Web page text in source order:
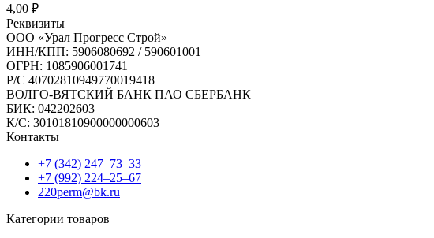
4,00 ₽
Реквизиты
ООО «Урал Прогресс Строй»
ИНН/КПП: 5906080692 / 590601001
ОГРН: 1085906001741
Р/C 40702810949770019418
ВОЛГО-ВЯТСКИЙ БАНК ПАО СБЕРБАНК
БИК: 042202603
К/С: 30101810900000000603
Контакты
+7 (342) 247‒73‒33
+7 (992) 224‒25‒67
220perm@bk.ru
Категории товаров